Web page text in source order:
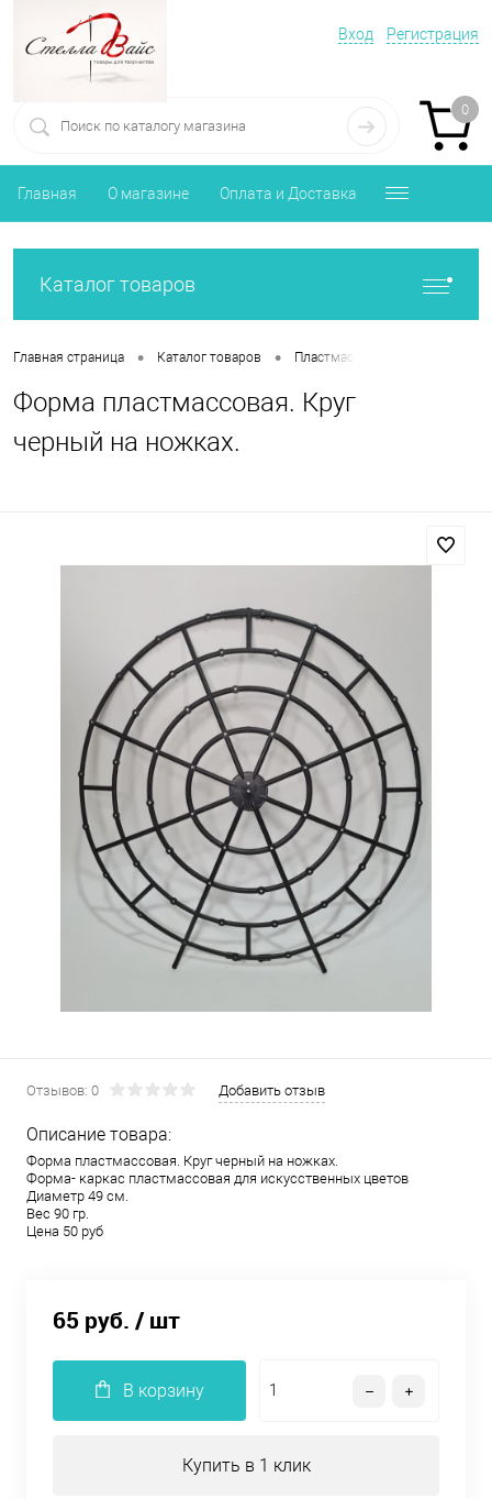
Вход Регистрация
0
Главная О магазине Оплата и Доставка
Каталог товаров
Главная страница • Каталог товаров • Пластмассовые формы,
Форма пластмассовая. Круг
черный на ножках.
Отзывов: 0 Добавить отзыв
Описание товара:
Форма пластмассовая. Круг черный на ножках.
Форма- каркас пластмассовая для искусственных цветов
Диаметр 49 см.
Вес 90 гр.
Цена 50 руб
65 руб. / шт
В корзину
Купить в 1 клик